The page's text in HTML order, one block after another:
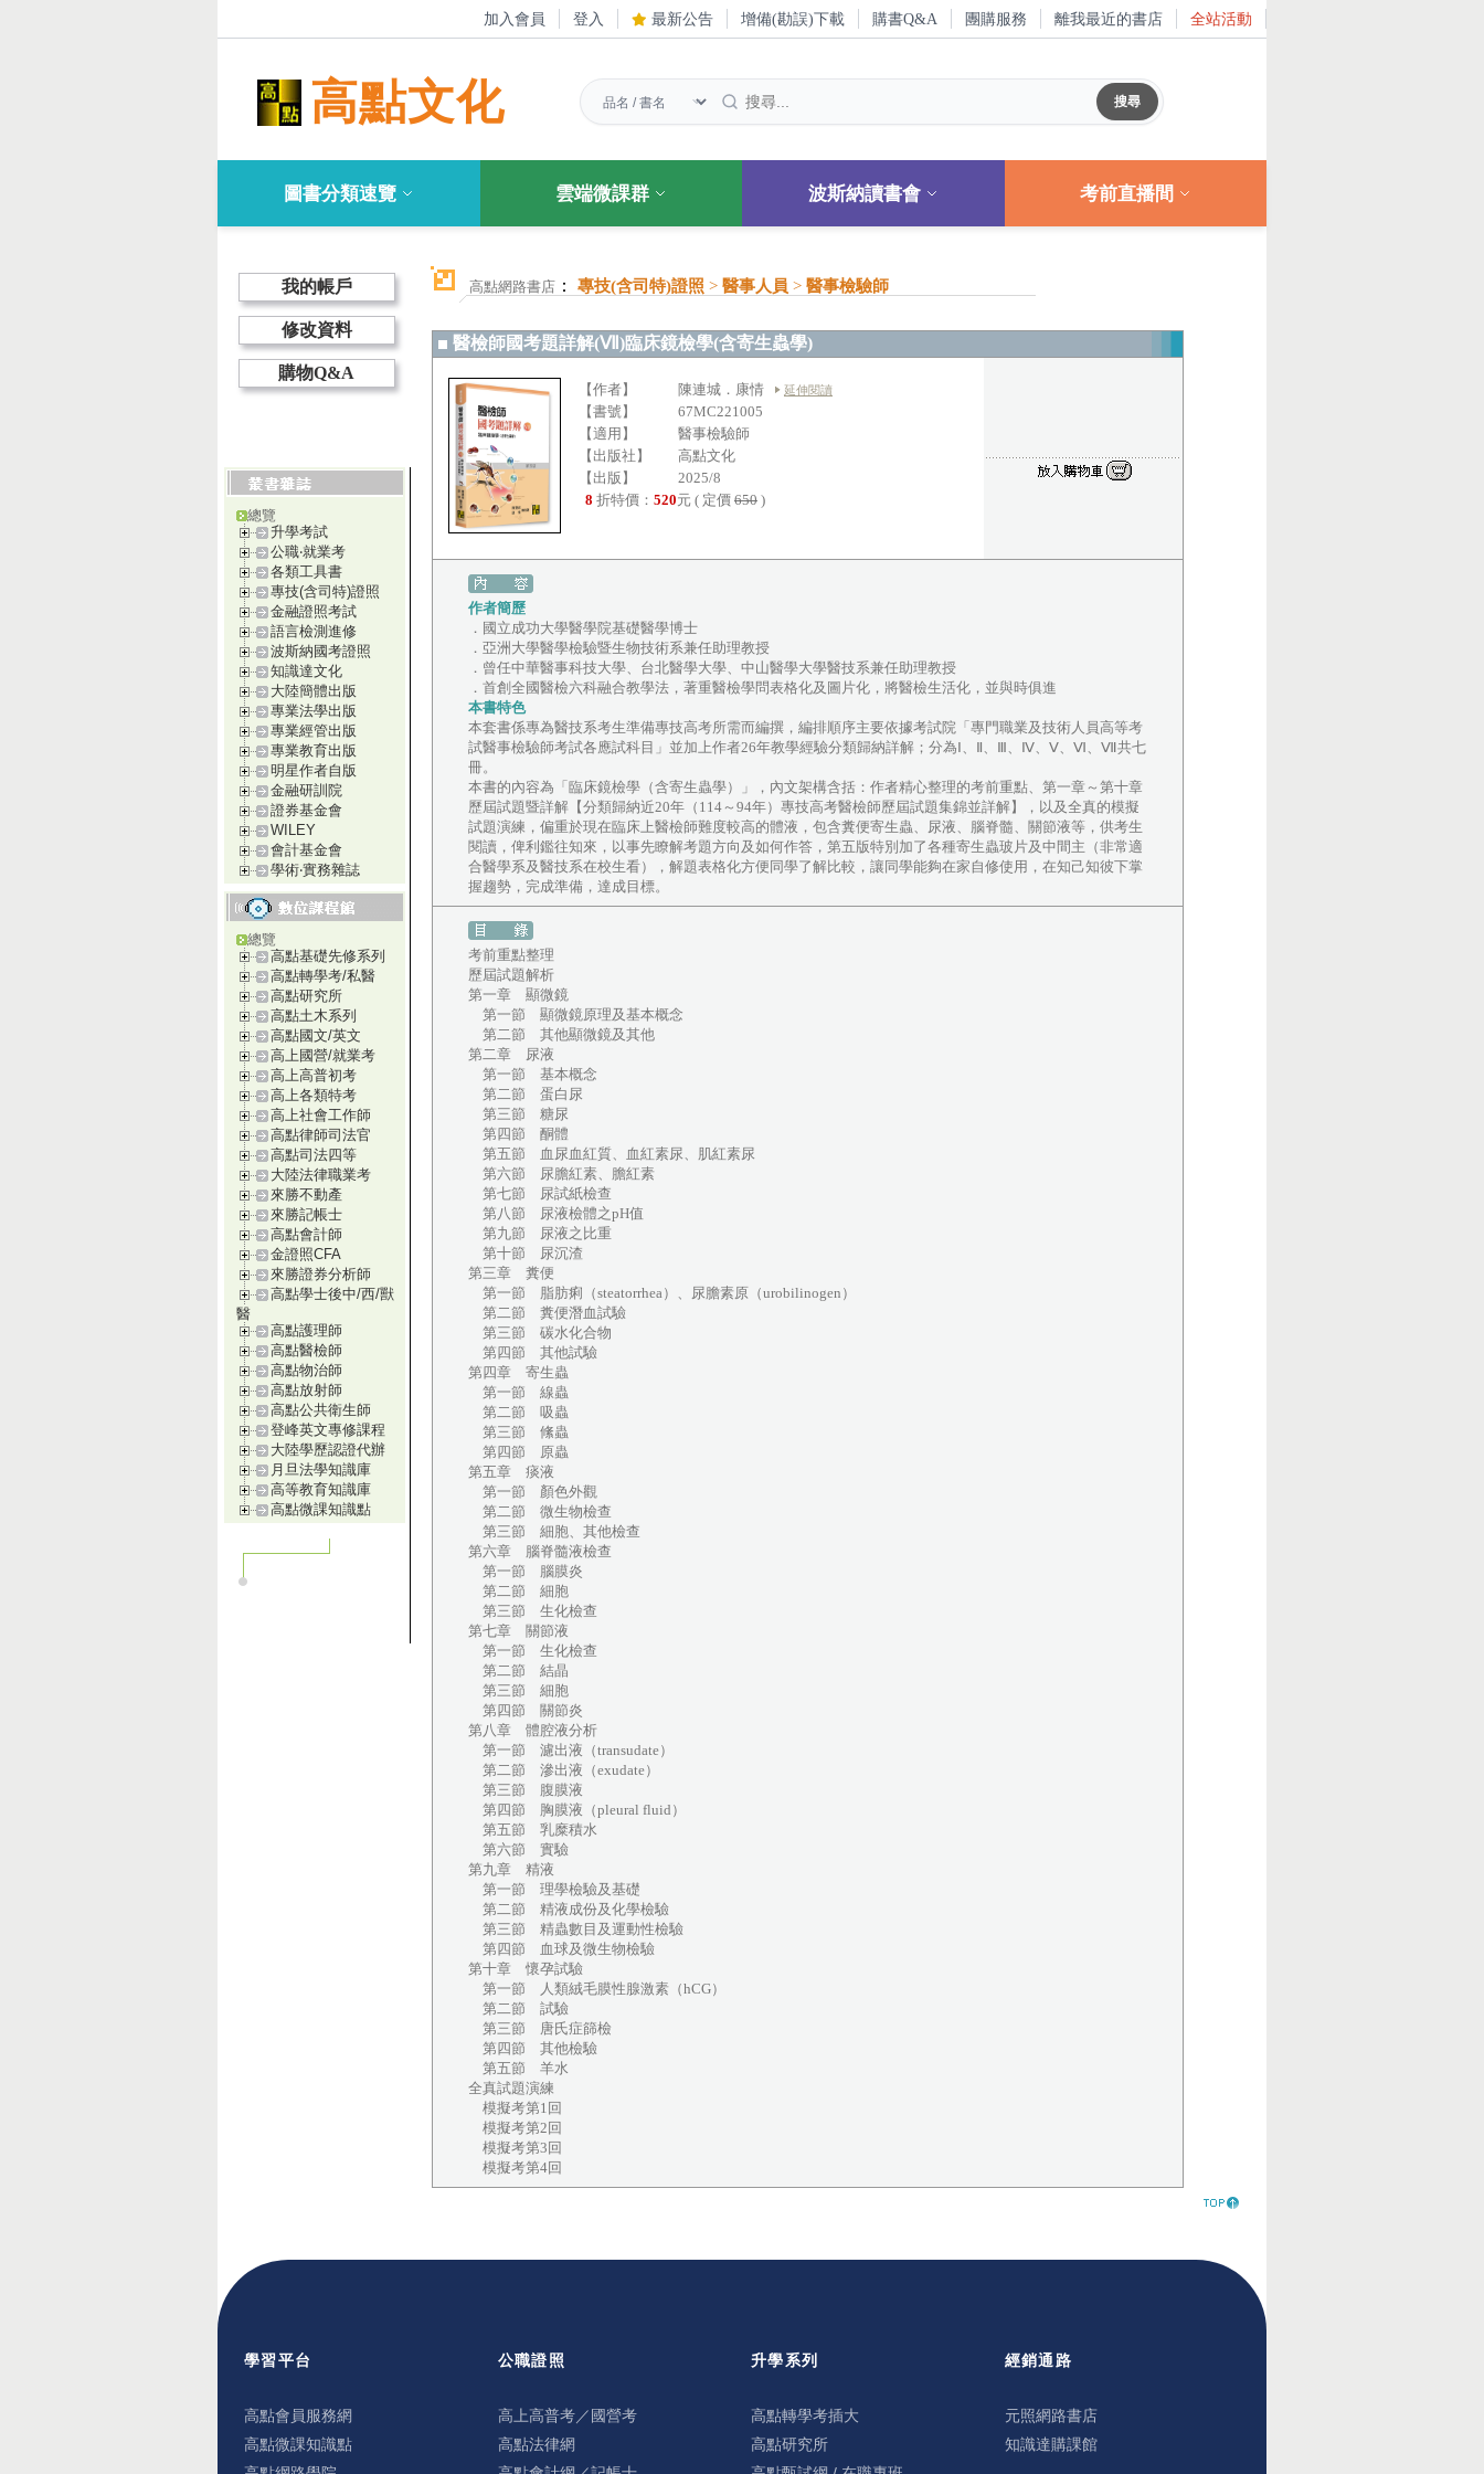
加入會員 登入 最新公告 增備(勘誤)下載 購書Q&A 團購服務 離我最近的書店 全站活動
高點文化
圖書分類速覽 雲端微課群 波斯納讀書會 考前直播間
我的帳戶
修改資料
購物Q&A
總覽
升學考試
公職‧就業考
各類工具書
專技(含司特)證照
金融證照考試
語言檢測進修
波斯納國考證照
知識達文化
大陸簡體出版
專業法學出版
專業經管出版
專業教育出版
明星作者自版
金融研訓院
證券基金會
WILEY
會計基金會
學術‧實務雜誌
總覽
高點基礎先修系列
高點轉學考/私醫
高點研究所
高點土木系列
高點國文/英文
高上國營/就業考
高上高普初考
高上各類特考
高上社會工作師
高點律師司法官
高點司法四等
大陸法律職業考
來勝不動產
來勝記帳士
高點會計師
金證照CFA
來勝證券分析師
高點學士後中/西/獸
醫
高點護理師
高點醫檢師
高點物治師
高點放射師
高點公共衛生師
登峰英文專修課程
大陸學歷認證代辦
月旦法學知識庫
高等教育知識庫
高點微課知識點
高點網路書店 ： 專技(含司特)證照 > 醫事人員 > 醫事檢驗師
醫檢師國考題詳解(Ⅶ)臨床鏡檢學(含寄生蟲學)
【作者】 陳連城．康情 延伸閱讀
【書號】
67MC221005
【適用】
醫事檢驗師
【出版社】
高點文化
【出版】
2025/8
8 折特價： 520元 ( 定價 650 )
作者簡歷
．國立成功大學醫學院基礎醫學博士
．亞洲大學醫學檢驗暨生物技術系兼任助理教授
．曾任中華醫事科技大學、台北醫學大學、中山醫學大學醫技系兼任助理教授
．首創全國醫檢六科融合教學法，著重醫檢學問表格化及圖片化，將醫檢生活化，並與時俱進
本書特色
本套書係專為醫技系考生準備專技高考所需而編撰，編排順序主要依據考試院「專門職業及技術人員高等考
試醫事檢驗師考試各應試科目」並加上作者26年教學經驗分類歸納詳解；分為Ⅰ、Ⅱ、Ⅲ、Ⅳ、Ⅴ、Ⅵ、Ⅶ共七
冊。
本書的內容為「臨床鏡檢學（含寄生蟲學）」，內文架構含括：作者精心整理的考前重點、第一章～第十章
歷屆試題暨詳解【分類歸納近20年（114～94年）專技高考醫檢師歷屆試題集錦並詳解】，以及全真的模擬
試題演練，偏重於現在臨床上醫檢師難度較高的體液，包含糞便寄生蟲、尿液、腦脊髓、關節液等，供考生
閱讀，俾利鑑往知來，以事先瞭解考題方向及如何作答，第五版特別加了各種寄生蟲玻片及中間主（非常適
合醫學系及醫技系在校生看），解題表格化方便同學了解比較，讓同學能夠在家自修使用，在知己知彼下掌
握趨勢，完成準備，達成目標。
考前重點整理
歷屆試題解析
第一章 顯微鏡
第一節 顯微鏡原理及基本概念
第二節 其他顯微鏡及其他
第二章 尿液
第一節 基本概念
第二節 蛋白尿
第三節 糖尿
第四節 酮體
第五節 血尿血紅質、血紅素尿、肌紅素尿
第六節 尿膽紅素、膽紅素
第七節 尿試紙檢查
第八節 尿液檢體之pH值
第九節 尿液之比重
第十節 尿沉渣
第三章 糞便
第一節 脂肪痢（steatorrhea）、尿膽素原（urobilinogen）
第二節 糞便潛血試驗
第三節 碳水化合物
第四節 其他試驗
第四章 寄生蟲
第一節 線蟲
第二節 吸蟲
第三節 絛蟲
第四節 原蟲
第五章 痰液
第一節 顏色外觀
第二節 微生物檢查
第三節 細胞、其他檢查
第六章 腦脊髓液檢查
第一節 腦膜炎
第二節 細胞
第三節 生化檢查
第七章 關節液
第一節 生化檢查
第二節 結晶
第三節 細胞
第四節 關節炎
第八章 體腔液分析
第一節 濾出液（transudate）
第二節 滲出液（exudate）
第三節 腹膜液
第四節 胸膜液（pleural fluid）
第五節 乳糜積水
第六節 實驗
第九章 精液
第一節 理學檢驗及基礎
第二節 精液成份及化學檢驗
第三節 精蟲數目及運動性檢驗
第四節 血球及微生物檢驗
第十章 懷孕試驗
第一節 人類絨毛膜性腺激素（hCG）
第二節 試驗
第三節 唐氏症篩檢
第四節 其他檢驗
第五節 羊水
全真試題演練
模擬考第1回
模擬考第2回
模擬考第3回
模擬考第4回
學習平台
高點會員服務網
高點微課知識點
公職證照
高上高普考／國營考
高點法律網
升學系列
高點轉學考插大
高點研究所
經銷通路
元照網路書店
知識達購課館